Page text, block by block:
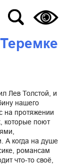
Лев Толстой, и
нашего
на протяжении
которые поют
А когда на душе
романсам
что-то своё,